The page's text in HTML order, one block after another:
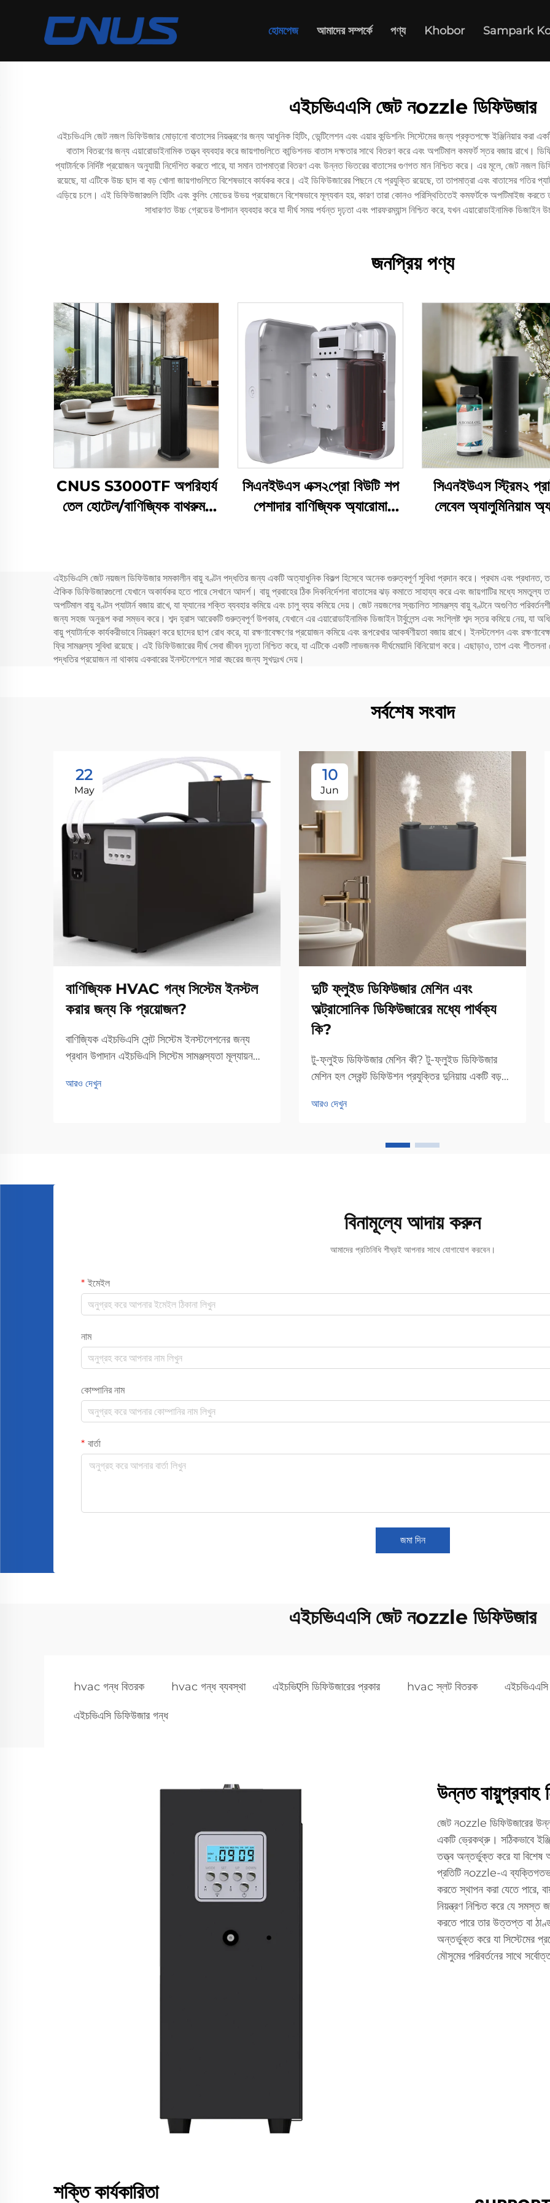
হোমপেজ আমাদের সম্পর্কে পণ্য Khobor Sampark
এইচভিএএসি জেট নozzle ডিফিউজার
এইচভিএসি জেট নজল ডিফিউজার মোড়ানো বাতাসের নিয়ন্ত্রণের জন্য আধুনিক হিটিং, ভেন্টিলেশন এবং এয়ার কন্ডিশনিং সিস্টেমের জন্য প্রকৃতপক্ষে ইঞ্জিনিয়ার করা
বাতাস বিতরণের জন্য এয়ারোডাইনামিক তত্ত্ব ব্যবহার করে জায়গাগুলিতে কান্ডিশনড বাতাস দক্ষতার সাথে বিতরণ করে এবং অপটিমাল কমফর্ট স্তর বজায় রাখে।
প্যাটার্নকে নির্দিষ্ট প্রয়োজন অনুযায়ী নির্দেশিত করতে পারে, যা সমান তাপমাত্রা বিতরণ এবং উন্নত ভিতরের বাতাসের গুণগত মান নিশ্চিত করে। এর মূলে, জেট নজল
রয়েছে, যা এটিকে উচ্চ ছাদ বা বড় খোলা জায়গাগুলিতে বিশেষভাবে কার্যকর করে। এই ডিফিউজারের পিছনে যে প্রযুক্তি রয়েছে, তা তাপমাত্রা এবং বাতাসের গতির
এড়িয়ে চলে। এই ডিফিউজারগুলি হিটিং এবং কুলিং মোডের উভয় প্রয়োজনে বিশেষভাবে মূল্যবান হয়, কারণ তারা কোনও পরিস্থিতিতেই কমফর্টকে অপটিমাইজ করতে
সাধারণত উচ্চ গ্রেডের উপাদান ব্যবহার করে যা দীর্ঘ সময় পর্যন্ত দৃঢ়তা এবং পারফরম্যান্স নিশ্চিত করে, যখন এয়ারোডাইনামিক ডিজাইন
জনপ্রিয় পণ্য
CNUS S3000TF অপরিহার্য
তেল হোটেল/বাণিজ্যিক বাথরুম/
সিএনইউএস এক্স২প্রো বিউটি শপ
পেশাদার বাণিজ্যিক অ্যারোমা
সিএনইউএস স্ট্রিম২
লেবেল অ্যালুমিনিয়াম
অ্যারোমা
এইচভিএসি জেট নয়জল ডিফিউজার সমকালীন বায়ু বণ্টন পদ্ধতির জন্য একটি অত্যাধুনিক বিকল্প হিসেবে অনেক গুরুত্বপূর্ণ সুবিধা প্রদান করে। প্রথম এবং প্রধানত,
ঐকিক ডিফিউজারগুলো যেখানে অকার্যকর হতে পারে সেখানে আদর্শ। বায়ু প্রবাহের ঠিক দিকনির্দেশনা বাতাসের ঝড় কমাতে সাহায্য করে এবং জায়গাটির মধ্যে
অপটিমাল বায়ু বণ্টন প্যাটার্ন বজায় রাখে, যা ফ্যানের শক্তি ব্যবহার কমিয়ে এবং চালু ব্যয় কমিয়ে দেয়। জেট নয়জলের স্বচালিত সামঞ্জস্য বায়ু বণ্টনে অগুণিত
জন্য সহজ অনুরূপ করা সম্ভব করে। শব্দ হ্রাস আরেকটি গুরুত্বপূর্ণ উপকার, যেখানে এর এয়ারোডাইনামিক ডিজাইন টার্বুলেন্স এবং সংশ্লিষ্ট শব্দ স্তর কমিয়ে নেয়, যা
বায়ু প্যাটার্নকে কার্যকরীভাবে নিয়ন্ত্রণ করে ছাদের ছাপ রোধ করে, যা রক্ষণাবেক্ষণের প্রয়োজন কমিয়ে এবং রূপরেখার আকর্ষণীয়তা বজায় রাখে। ইনস্টলেশন এবং
ফ্রি সামঞ্জস্য সুবিধা রয়েছে। এই ডিফিউজারের দীর্ঘ সেবা জীবন দৃঢ়তা নিশ্চিত করে, যা এটিকে একটি লাভজনক দীর্ঘমেয়াদি বিনিয়োগ করে। এছাড়াও, তাপ এবং
পদ্ধতির প্রয়োজন না থাকায় একবারের ইনস্টলেশনে সারা বছরের জন্য সুখদুঃখ দেয়।
সর্বশেষ সংবাদ
22
May
বাণিজ্যিক HVAC গন্ধ সিস্টেম ইনস্টল
করার জন্য কি প্রয়োজন?
বাণিজ্যিক এইচভিএসি সেন্ট সিস্টেম ইনস্টলেশনের জন্য
প্রধান উপাদান এইচভিএসি সিস্টেম সামঞ্জস্যতা মূল্যায়ন
সময়, প্রথমে এটি কার্যকর হবে কিনা তা পরীক্ষা করা। বর্তমান
আরও দেখুন
10
Jun
দুটি ফ্লুইড ডিফিউজার মেশিন এবং
অল্ট্রাসোনিক ডিফিউজারের মধ্যে পার্থক্য
কি?
টু-ফ্লুইড ডিফিউজার মেশিন কী? টু-ফ্লুইড ডিফিউজার
মেশিন হল স্কেন্ট ডিফিউশন প্রযুক্তির দুনিয়ায় একটি বড়
এবং তরল সুগন্ধ উভয়ই ব্যবহার করে যা ঘরের সমস্ত জুড়ে
আরও দেখুন
বিনামূল্যে আদায় করুন
আমাদের প্রতিনিধি শীঘ্রই আপনার সাথে যোগাযোগ করবেন।
ইমেইল
নাম
কোম্পানির নাম
বার্তা
জমা দিন
এইচভিএএসি জেট নozzle ডিফিউজার
hvac গন্ধ বিতরক hvac গন্ধ ব্যবস্থা এইচভিएসি ডিফিউজারের প্রকার hvac স্লট বিতরক
এইচভিএসি ডিফিউজার গন্ধ
উন্নত বায়ুপ্রবাহ
জেট নozzle ডিফিউজারের
একটি ভ্রেকথ্রু। সঠিকভাবে
তত্ত্ব অন্তর্ভুক্ত করে যা বিশেষ
প্রতিটি নozzle-এ
করতে স্থাপন করা যেতে পারে,
নিয়ন্ত্রণ নিশ্চিত করে যে সমস্ত
করতে পারে তার উত্তপ্ত বা
অন্তর্ভুক্ত করে যা সিস্টেমের
মৌসুমের পরিবর্তনের সাথে
শক্তি কার্যকারিতা